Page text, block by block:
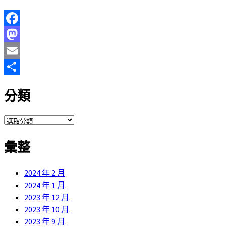
Facebook
Mastodon
Email
享
分類
分
彙整
2024 年 2 月
2024 年 1 月
2023 年 12 月
2023 年 10 月
2023 年 9 月